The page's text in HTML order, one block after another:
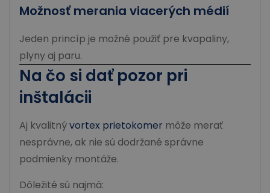
Možnosť merania viacerých médií
Jeden princíp je možné použiť pre kvapaliny,
plyny aj paru.
Na čo si dať pozor pri
inštalácii
Aj kvalitnývortex prietokomer môže merať
nesprávne, ak nie sú dodržané správne
podmienky montáže.
Dôležité sú najmä: